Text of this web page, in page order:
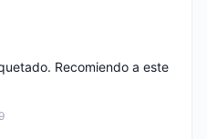
Recomiendo a este